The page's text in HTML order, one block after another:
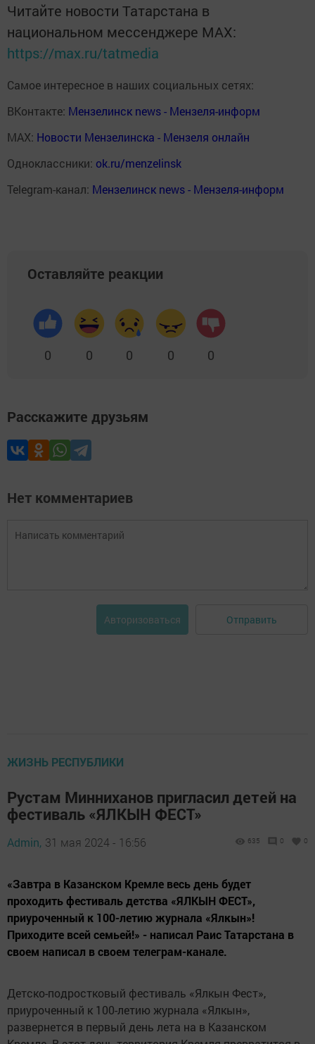
Читайте новости Татарстана в
национальном мессенджере MАХ:
https://max.ru/tatmedia
Самое интересное в наших социальных сетях:
ВКонтакте: Мензелинск news - Мензеля-информ
MAX: Новости Мензелинска - Мензеля онлайн
Одноклассники: ok.ru/menzelinsk
Telegram-канал: Мензелинск news - Мензеля-информ
Оставляйте реакции
0 0 0 0 0
Расскажите друзьям
Нет комментариев
Авторизоваться Отправить
ЖИЗНЬ РЕСПУБЛИКИ
Рустам Минниханов пригласил детей на
фестиваль «ЯЛКЫН ФЕСТ»
Admin, 31 мая 2024 - 16:56 635 0 0
«Завтра в Казанском Кремле весь день будет
проходить фестиваль детства «ЯЛКЫН ФЕСТ»,
приуроченный к 100-летию журнала «Ялкын»!
Приходите всей семьей!» - написал Раис Татарстана в
своем написал в своем телеграм-канале.
Детско-подростковый фестиваль «Ялкын Фест»,
приуроченный к 100-летию журнала «Ялкын»,
развернется в первый день лета на в Казанском